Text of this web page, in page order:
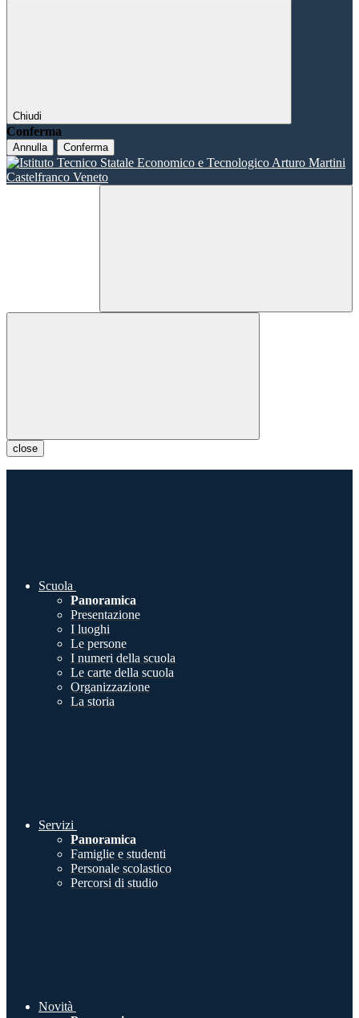
Chiudi
Conferma
Annulla Conferma
close
Scuola
Panoramica
Presentazione
I luoghi
Le persone
I numeri della scuola
Le carte della scuola
Organizzazione
La storia
Servizi
Panoramica
Famiglie e studenti
Personale scolastico
Percorsi di studio
Novità